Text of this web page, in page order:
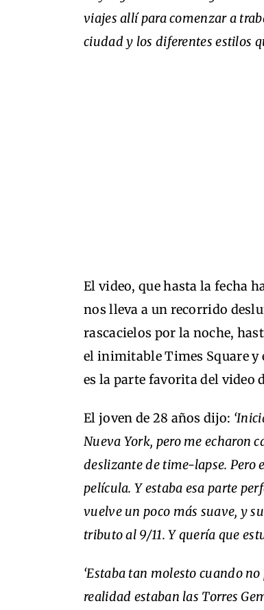
viajes allí para comenzar a
ciudad y los diferentes estilos
El video, que hasta la fecha
nos lleva a un recorrido
rascacielos por la noche,
el inimitable Times Square y
es la parte favorita del video
El joven de 28 años dijo:
Nueva York, pero me echaron
deslizante de time-lapse. Pero
película. Y estaba esa parte
vuelve un poco más suave, y
tributo al 9/11. Y quería que
‘Estaba tan molesto cuando
realidad estaban las Torres